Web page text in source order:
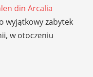
din Arcalia
wyjątkowy zabytek
w otoczeniu